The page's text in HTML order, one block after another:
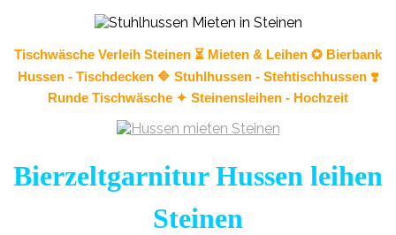
Tischwäsche Verleih Steinen ⏳ Mieten & Leihen ✪ Bierbank
Hussen - Tischdecken 🔷 Stuhlhussen - Stehtischhussen ❣️
Runde Tischwäsche ✦ Steinensleihen - Hochzeit
Bierzeltgarnitur Hussen leihen
Steinen